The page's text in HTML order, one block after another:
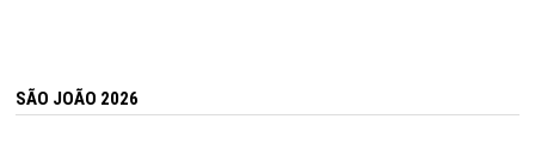
SÃO JOÃO 2026